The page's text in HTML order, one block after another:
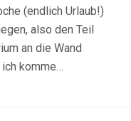
(endlich Urlaub!)
also den Teil
an die Wand
komme…